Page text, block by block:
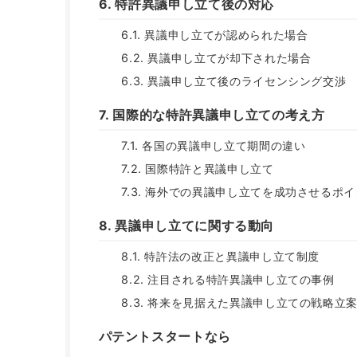
6. 特許異議申し立て後の対応
6.1. 異議申し立てが認められた場合
6.2. 異議申し立てが却下された場合
6.3. 異議申し立て後のライセンシング交渉
7. 国際的な特許異議申し立ての考え方
7.1. 各国の異議申し立て期間の違い
7.2. 国際特許と異議申し立て
7.3. 海外での異議申し立てを成功させるポイ
8. 異議申し立てに関する動向
8.1. 特許法の改正と異議申し立て制度
8.2. 注目される特許異議申し立ての事例
8.3. 将来を見据えた異議申し立ての戦略立案
パテントスタートなら